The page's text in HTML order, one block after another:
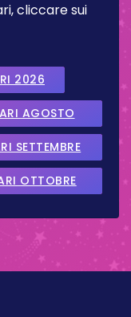
cliccare sui
2026
AGOSTO
SETTEMBRE
OTTOBRE